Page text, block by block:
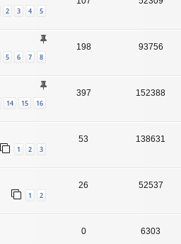
2 3 4 5
5 6 7 8
198 93756
14 15 16
397 152388
1 2 3
53 138631
1 2
26 52537
0 6303